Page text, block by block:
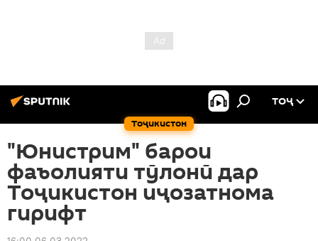
Тоҷикистон
ТОҶ
"Юнистрим" барои
фаъолияти тӯлонӣ дар
Тоҷикистон иҷозатнома
гирифт